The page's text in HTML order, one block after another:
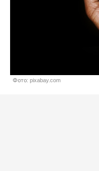
Фото: pixabay.com